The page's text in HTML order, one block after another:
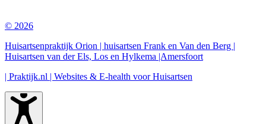
© 2026
Huisartsenpraktijk Orion | huisartsen Frank en Van den Berg |
Huisartsen van der Els, Los en Hylkema |Amersfoort
| Praktijk.nl | Websites & E-health voor Huisartsen